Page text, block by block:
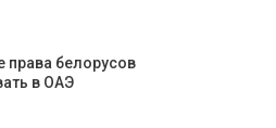
права белорусов
в ОАЭ